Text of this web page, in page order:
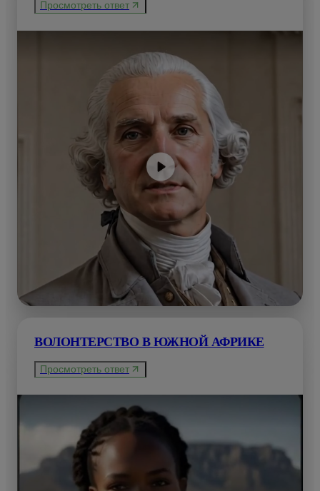
Просмотреть ответ
ВОЛОНТЕРСТВО В ЮЖНОЙ АФРИКЕ
Просмотреть ответ